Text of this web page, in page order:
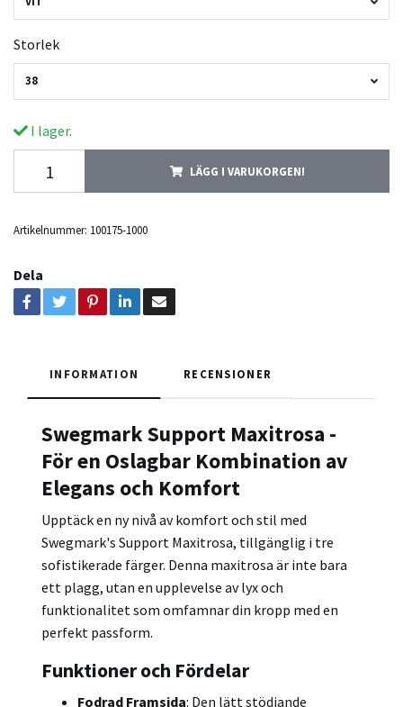
Storlek
38
I lager.
LÄGG I VARUKORGEN!
Artikelnummer: 100175-1000
Dela
INFORMATION RECENSIONER
Swegmark Support Maxitrosa -
För en Oslagbar Kombination av
Elegans och Komfort
Upptäck en ny nivå av komfort och stil med
Swegmark's Support Maxitrosa, tillgänglig i tre
sofistikerade färger. Denna maxitrosa är inte bara
ett plagg, utan en upplevelse av lyx och
funktionalitet som omfamnar din kropp med en
perfekt passform.
Funktioner och Fördelar
Fodrad Framsida: Den lätt stödjande